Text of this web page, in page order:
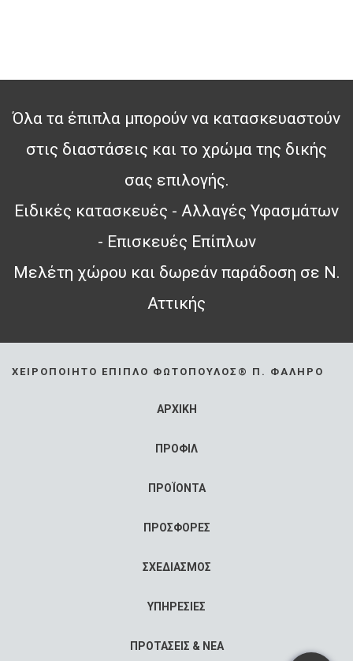
Όλα τα έπιπλα μπορούν να κατασκευαστούν
στις διαστάσεις και το χρώμα της δικής
σας επιλογής.
Ειδικές κατασκευές - Αλλαγές Υφασμάτων
- Επισκευές Επίπλων
Μελέτη χώρου και δωρεάν παράδοση σε Ν.
Αττικής
ΧΕΙΡΟΠΟΊΗΤΟ ΈΠΙΠΛΟ ΦΩΤΌΠΟΥΛΟΣ® Π. ΦΆΛΗΡΟ
ΑΡΧΙΚΗ
ΠΡΟΦΙΛ
ΠΡΟΪΟΝΤΑ
ΠΡΟΣΦΟΡΕΣ
ΣΧΕΔΙΑΣΜΟΣ
ΥΠΗΡΕΣΙΕΣ
ΠΡΟΤΑΣΕΙΣ & ΝΕΑ